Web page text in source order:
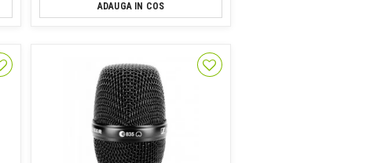
ADAUGA IN COS